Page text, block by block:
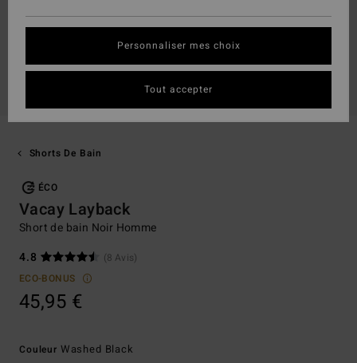
Shorts De Bain
ÉCO
Vacay Layback
Short de bain Noir Homme
4.8
(8 Avis)
ECO-BONUS
45,95 €
Couleur Washed Black
Personnaliser mes choix
Tout accepter